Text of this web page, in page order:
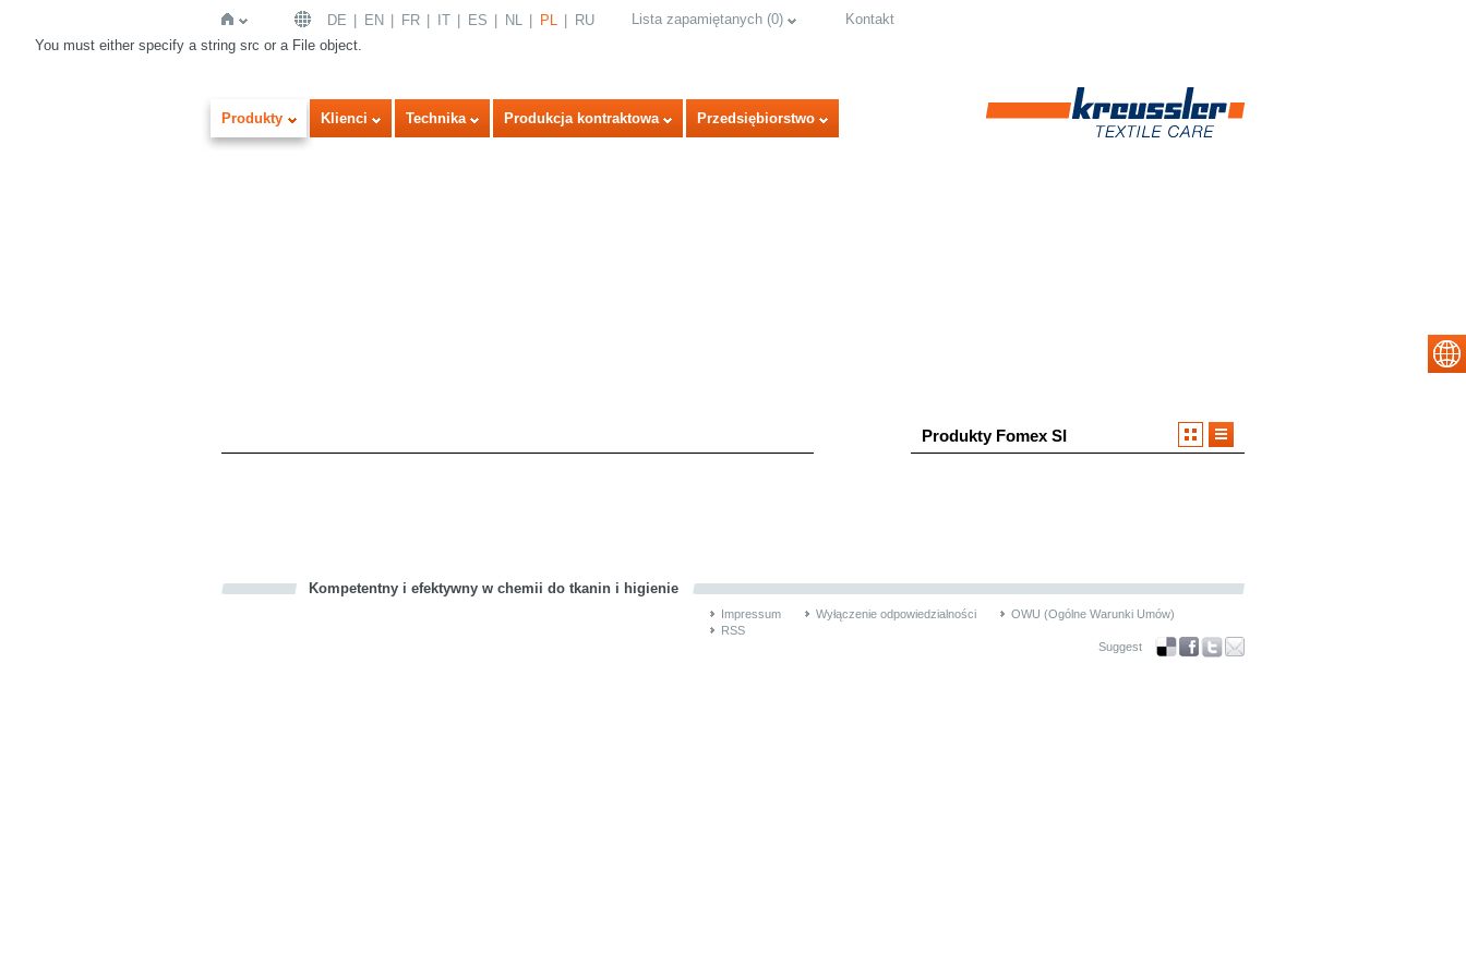
Strona
DE EN FR IT ES NL PL RU Lista zapamiętanych (0) Kontakt
Produkty Klienci Technika Produkcja kontraktowa Przedsiębiorstwo
You must either specify a string src or a File object.
Produkty Fomex SI
Kompetentny i efektywny w chemii do tkanin i higienie
Impressum Wyłączenie odpowiedzialności
OWU (Ogólne Warunki Umów)
RSS
Suggest